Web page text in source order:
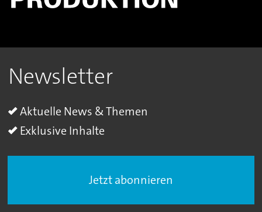
Newsletter
Aktuelle News & Themen
Exklusive Inhalte
Jetzt abonnieren